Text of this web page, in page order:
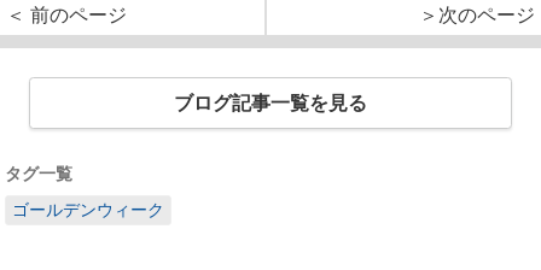
＜ 前のページ ＞次のページ
ブログ記事一覧を見る
タグ一覧
ゴールデンウィーク